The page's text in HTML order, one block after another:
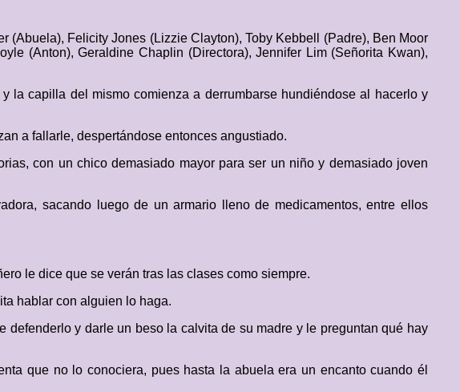
(Abuela), Felicity Jones (Lizzie Clayton), Toby Kebbell (Padre), Ben Moor
(Anton), Geraldine Chaplin (Directora), Jennifer Lim (Señorita Kwan),
la capilla del mismo comienza a derrumbarse hundiéndose al hacerlo y
a fallarle, despertándose entonces angustiado.
con un chico demasiado mayor para ser un niño y demasiado joven
sacando luego de un armario lleno de medicamentos, entre ellos
le dice que se verán tras las clases como siempre.
hablar con alguien lo haga.
y darle un beso la calvita de su madre y le preguntan qué hay
que no lo conociera, pues hasta la abuela era un encanto cuando él